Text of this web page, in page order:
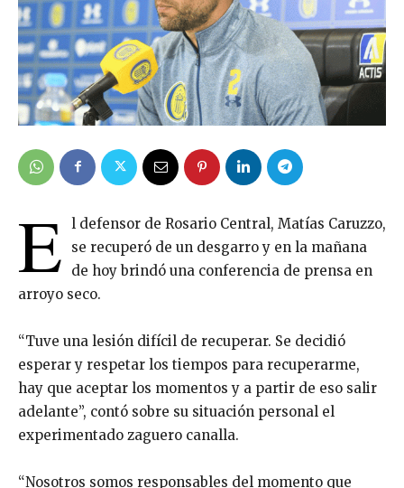
E l defensor de Rosario Central, Matías Caruzzo,
se recuperó de un desgarro y en la mañana
de hoy brindó una conferencia de prensa en
arroyo seco.
“Tuve una lesión difícil de recuperar. Se decidió
esperar y respetar los tiempos para recuperarme,
hay que aceptar los momentos y a partir de eso salir
adelante”, contó sobre su situación personal el
experimentado zaguero canalla.
“Nosotros somos responsables del momento que